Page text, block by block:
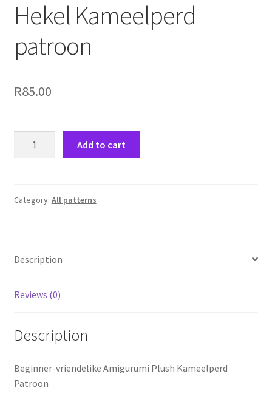
Hekel Kameelperd
patroon
R85.00
Add to cart
Category: All patterns
Description
Reviews (0)
Description
Beginner-vriendelike Amigurumi Plush Kameelperd
Patroon